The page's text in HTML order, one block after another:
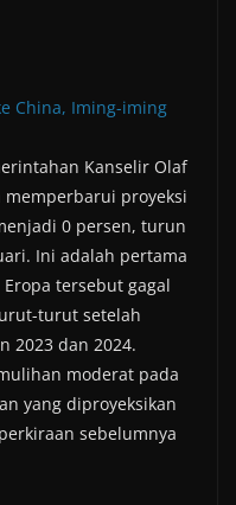
China, Iming-iming
Kanselir Olaf
memperbarui proyeksi
0 persen, turun
Ini adalah pertama
tersebut gagal
turut setelah
2023 dan 2024.
moderat pada
yang diproyeksikan
sebelumnya